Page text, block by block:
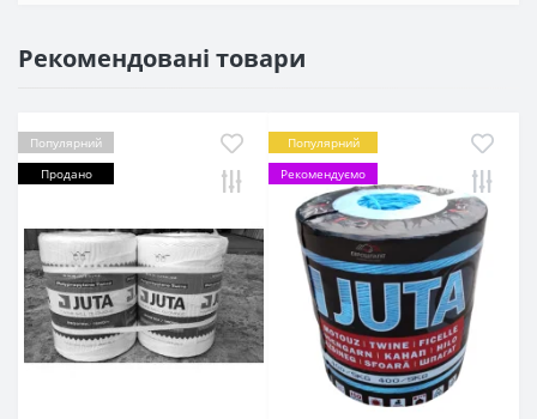
Рекомендовані товари
Популярний
Продано
Популярний
Рекомендуємо